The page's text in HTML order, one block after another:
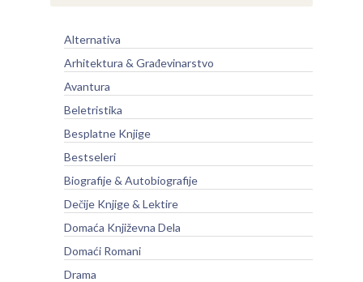
Alternativa
Arhitektura & Građevinarstvo
Avantura
Beletristika
Besplatne Knjige
Bestseleri
Biografije & Autobiografije
Dečije Knjige & Lektire
Domaća Književna Dela
Domaći Romani
Drama